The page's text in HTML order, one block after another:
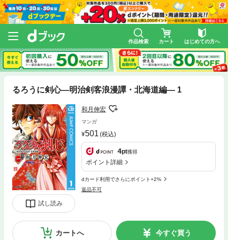
作品検索 カート はじめての方へ
るろうに剣心―明治剣客浪漫譚・北海道編― 1
試し読み
和月伸宏
マンガ
501 (税込)
4pt獲得
ポイント詳細
dカード利用でさらにポイント+2%
返品不可
カートへ 今すぐ買う